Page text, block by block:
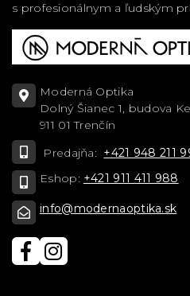
s profesionálnym a ľudským
Moderná Optika
Dolný Šianec 1, budova
911 01 Trenčín
Predajňa: +421 948 211
Eshop: +421 911 411 988
info@modernaoptika.sk